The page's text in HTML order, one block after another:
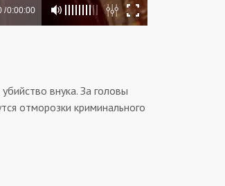
внука. За головы
отморозки криминального